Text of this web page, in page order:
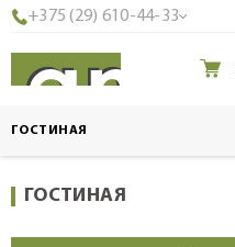
+375 (29) 610-44-33
ГОСТИНАЯ
ГОСТИНАЯ